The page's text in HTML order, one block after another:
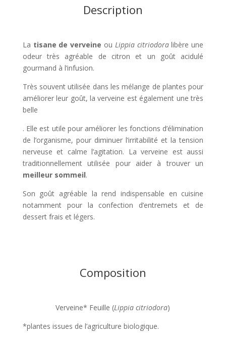
Description
La tisane de verveine ou Lippia citriodoralibère une
odeur très agréable de citron et un goût acidulé
gourmand à l’infusion.
Très souvent utilisée dans les mélange de plantes pour
améliorer leur goût, la verveine est également une très
belle
. Elle est utile pour améliorer les fonctions d’élimination
de l’organisme, pour diminuer l’irritabilité et la tension
nerveuse et calme l’agitation. La verveine est aussi
traditionnellement utilisée pour aider à trouver un
meilleur sommeil.
Son goût agréable la rend indispensable en cuisine
notamment pour la confection d’entremets et de
dessert frais et légers.
Composition
Verveine* Feuille (Lippia citriodora)
*plantes issues de l’agriculture biologique.